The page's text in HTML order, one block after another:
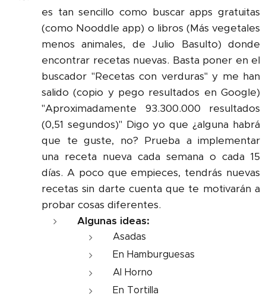
es tan sencillo como buscar apps gratuitas
(como Nooddle app) o libros (Más vegetales
menos animales, de Julio Basulto) donde
encontrar recetas nuevas. Basta poner en el
buscador "Recetas con verduras" y me han
salido (copio y pego resultados en Google)
"Aproximadamente 93.300.000 resultados
(0,51 segundos)" Digo yo que ¿alguna habrá
que te guste, no? Prueba a implementar
una receta nueva cada semana o cada 15
días. A poco que empieces, tendrás nuevas
recetas sin darte cuenta que te motivarán a
probar cosas diferentes.
Algunas ideas:
Asadas
En Hamburguesas
Al Horno
En Tortilla